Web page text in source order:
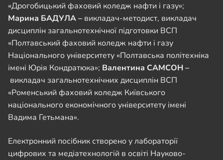
«Дрогобицький фаховий коледж нафти і газу»;
Марина БАДУЛА – викладач-методист, викладач
дисциплін загальнотехнічної підготовки ВСП
«Полтавський фаховий коледж нафти і газу
Національного університету «Полтавська політехніка
імені Юрія Кондратюка»; Валентина САМСОН –
викладач загальнотехнічних дисциплін ВСП
«Роменський фаховий коледж Київського
національного економічного університету імені
Вадима Гетьмана».
Електронний посібник створено у лабораторії
цифрових та медіатехнологій в освіті Науково-